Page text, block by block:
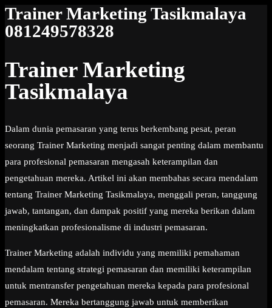
Trainer Marketing Tasikmalaya
081249578328
Trainer Marketing
Tasikmalaya
Dalam dunia pemasaran yang terus berkembang pesat, peran
seorang Trainer Marketing menjadi sangat penting dalam membantu
para profesional pemasaran mengasah keterampilan dan
pengetahuan mereka. Artikel ini akan membahas secara mendalam
tentang Trainer Marketing Tasikmalaya, menggali peran, tanggung
jawab, tantangan, dan dampak positif yang mereka berikan dalam
meningkatkan profesionalisme di industri pemasaran.
Trainer Marketing adalah individu yang memiliki pemahaman
mendalam tentang strategi pemasaran dan memiliki keterampilan
untuk mentransfer pengetahuan mereka kepada para profesional
pemasaran. Mereka bertanggung jawab untuk memberikan